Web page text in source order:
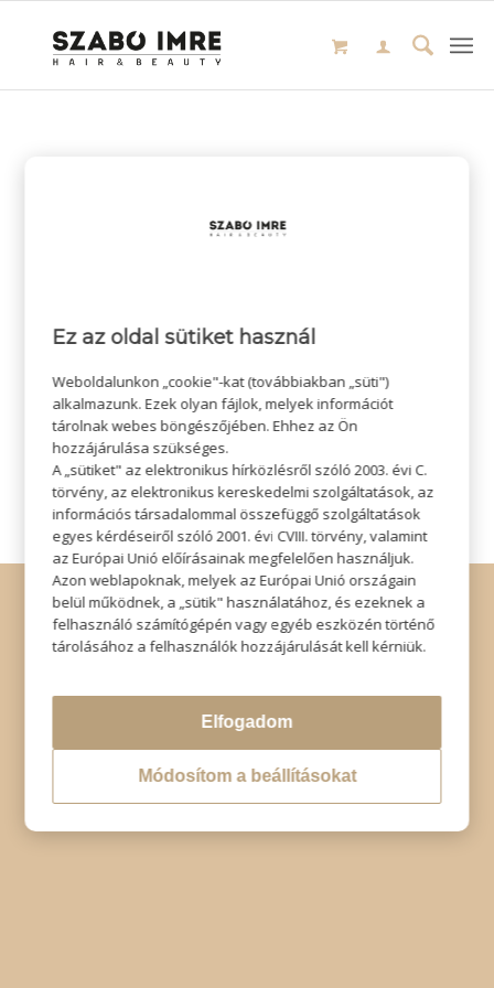
© Copyright - Szabó Imre Hair & Beauty
Impresszum| Adatkezelési tájékoztató Elállás
Ez az oldal sütiket használ
Weboldalunkon „cookie"-kat (továbbiakban „süti")
alkalmazunk. Ezek olyan fájlok, melyek információt
tárolnak webes böngészőjében. Ehhez az Ön
hozzájárulása szükséges.
A „sütiket" az elektronikus hírközlésről szóló 2003. évi C.
törvény, az elektronikus kereskedelmi szolgáltatások, az
információs társadalommal összefüggő szolgáltatások
egyes kérdéseiről szóló 2001. évi CVIII. törvény, valamint
az Európai Unió előírásainak megfelelően használjuk.
Azon weblapoknak, melyek az Európai Unió országain
belül működnek, a „sütik" használatához, és ezeknek a
felhasználó számítógépén vagy egyéb eszközén történő
tárolásához a felhasználók hozzájárulását kell kérniük.
Elfogadom
Módosítom a beállításokat